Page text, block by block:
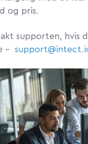
og pris.
supporten, hvis
-